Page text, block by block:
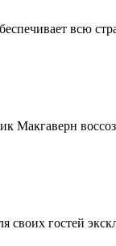
всю
Макгаверн
своих гостей